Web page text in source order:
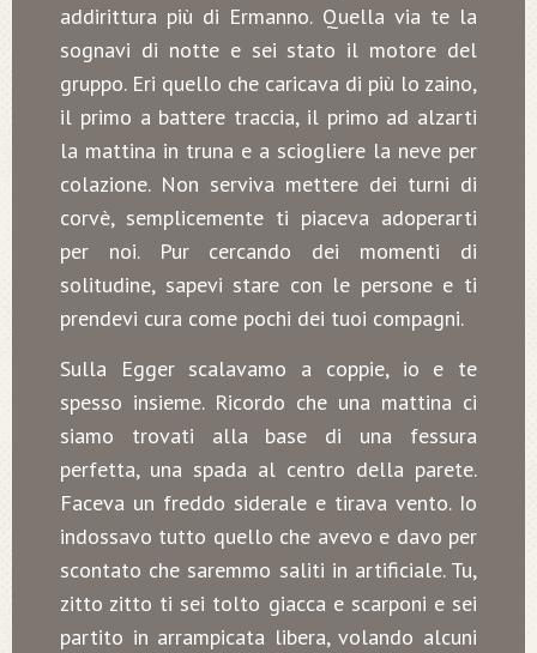
addirittura più di Ermanno. Quella via te la
sognavi di notte e sei stato il motore del
gruppo. Eri quello che caricava di più lo zaino,
il primo a battere traccia, il primo ad alzarti
la mattina in truna e a sciogliere la neve per
colazione. Non serviva mettere dei turni di
corvè, semplicemente ti piaceva adoperarti
per noi. Pur cercando dei momenti di
solitudine, sapevi stare con le persone e ti
prendevi cura come pochi dei tuoi compagni.
Sulla Egger scalavamo a coppie, io e te
spesso insieme. Ricordo che una mattina ci
siamo trovati alla base di una fessura
perfetta, una spada al centro della parete.
Faceva un freddo siderale e tirava vento. Io
indossavo tutto quello che avevo e davo per
scontato che saremmo saliti in artificiale. Tu,
zitto zitto ti sei tolto giacca e scarponi e sei
partito in arrampicata libera, volando alcuni